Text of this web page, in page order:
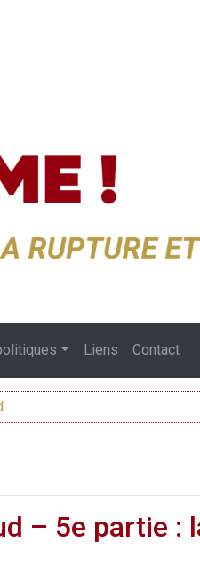
Liens Contact
– 5e partie :